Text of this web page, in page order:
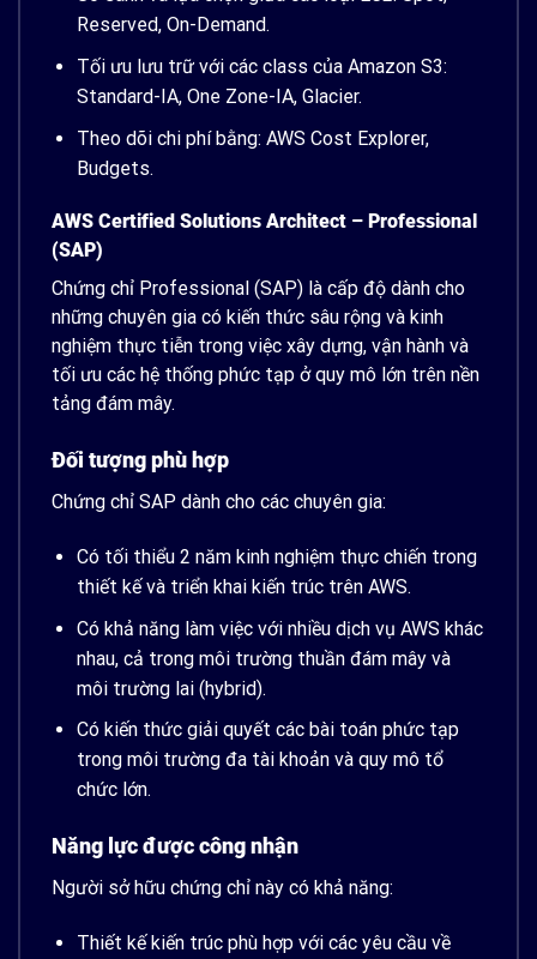
Reserved, On-Demand.
Tối ưu lưu trữ với các class của Amazon S3:
Standard-IA, One Zone-IA, Glacier.
Theo dõi chi phí bằng: AWS Cost Explorer,
Budgets.
AWS Certified Solutions Architect – Professional
(SAP)
Chứng chỉ Professional (SAP) là cấp độ dành cho
những chuyên gia có kiến thức sâu rộng và kinh
nghiệm thực tiễn trong việc xây dựng, vận hành và
tối ưu các hệ thống phức tạp ở quy mô lớn trên nền
tảng đám mây.
Đối tượng phù hợp
Chứng chỉ SAP dành cho các chuyên gia:
Có tối thiểu 2 năm kinh nghiệm thực chiến trong
thiết kế và triển khai kiến trúc trên AWS.
Có khả năng làm việc với nhiều dịch vụ AWS khác
nhau, cả trong môi trường thuần đám mây và
môi trường lai (hybrid).
Có kiến thức giải quyết các bài toán phức tạp
trong môi trường đa tài khoản và quy mô tổ
chức lớn.
Năng lực được công nhận
Người sở hữu chứng chỉ này có khả năng:
Thiết kế kiến trúc phù hợp với các yêu cầu về